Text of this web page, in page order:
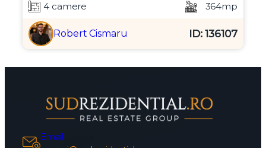
4 camere 364mp
Robert Cismaru ID: 136107
Email